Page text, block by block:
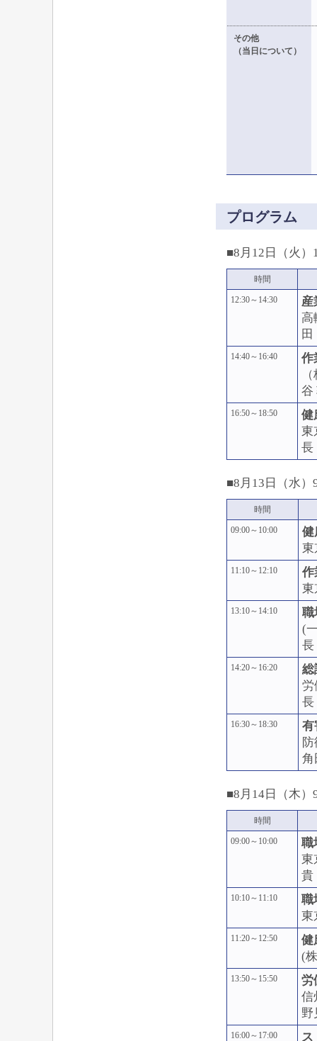
その他
（当日について）
プログラム
■8月12日（火）
時間
12:30～14:30
産
高
田
14:40～16:40
作
谷
16:50～18:50
健
東
■8月13日（水）
時間
09:00～10:00
健
東
11:10～12:10
作
東
13:10～14:10
職
(
14:20～16:20
総
労
16:30～18:30
有
角
■8月14日（木）
時間
09:00～10:00
職
東
貴
10:10～11:10
職
11:20～12:50
健
(
13:50～15:50
労
信
野
16:00～17:00
ス